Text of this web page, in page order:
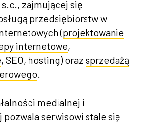
zajmującej się
przedsiębiorstw w
(projektowanie
internetowe,
, SEO, hosting) oraz sprzedażą
medialnej i
serwisowi stale się